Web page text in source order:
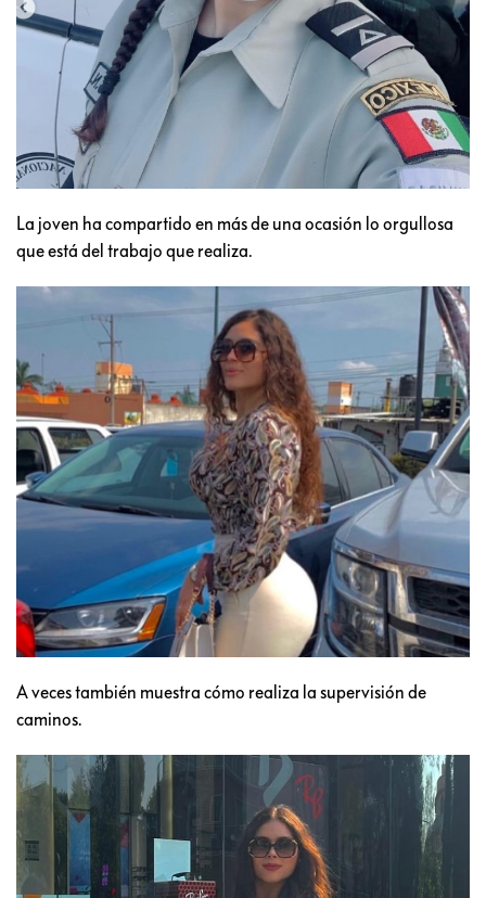
La joven ha compartido en más de una ocasión lo orgullosa
que está del trabajo que realiza.
A veces también muestra cómo realiza la supervisión de
caminos.